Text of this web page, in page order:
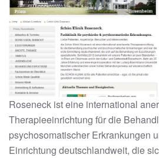
Roseneck ist eine international
Therapieeinrichtung für die
psychosomatischer Erkrankungen
Einrichtung deutschlandweit, die